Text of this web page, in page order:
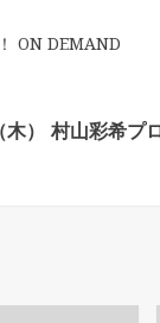
ON DEMAND
） 村山彩希プ